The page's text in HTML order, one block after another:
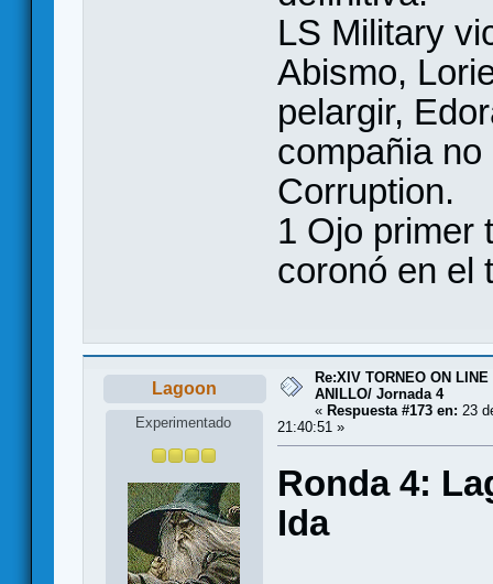
LS Military
Abismo,
pelargir,
compañia
Corruption.
1 Ojo primer
coronó en el
Lagoon
Experimentado
Re:XIV TORNEO ON
ANILLO/ Jornada 4
« Respuesta #173 en: 23
21:40:51 »
Ronda 4:
Ida